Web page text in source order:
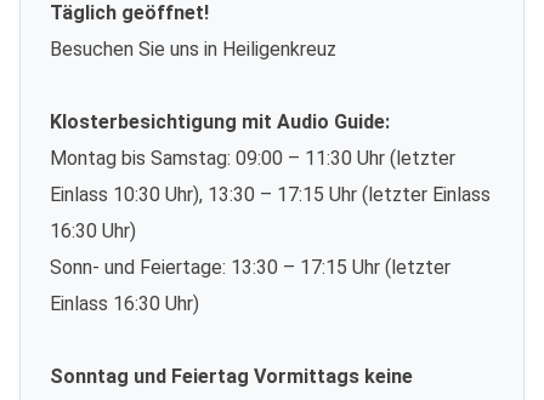
Täglich geöffnet!
Besuchen Sie uns in Heiligenkreuz
Klosterbesichtigung mit Audio Guide:
Montag bis Samstag: 09:00 – 11:30 Uhr (letzter
Einlass 10:30 Uhr), 13:30 – 17:15 Uhr (letzter Einlass
16:30 Uhr)
Sonn- und Feiertage: 13:30 – 17:15 Uhr (letzter
Einlass 16:30 Uhr)
Sonntag und Feiertag Vormittags keine